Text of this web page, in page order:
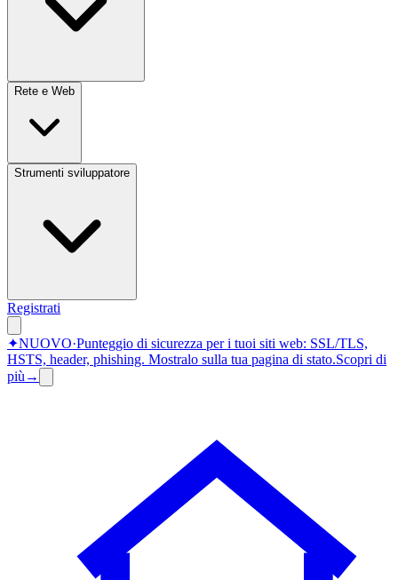
Rete e Web
Strumenti sviluppatore
Registrati
✦NUOVO·Punteggio di sicurezza per i tuoi siti web: SSL/TLS,
HSTS, header, phishing. Mostralo sulla tua pagina di stato.Scopri di
più →